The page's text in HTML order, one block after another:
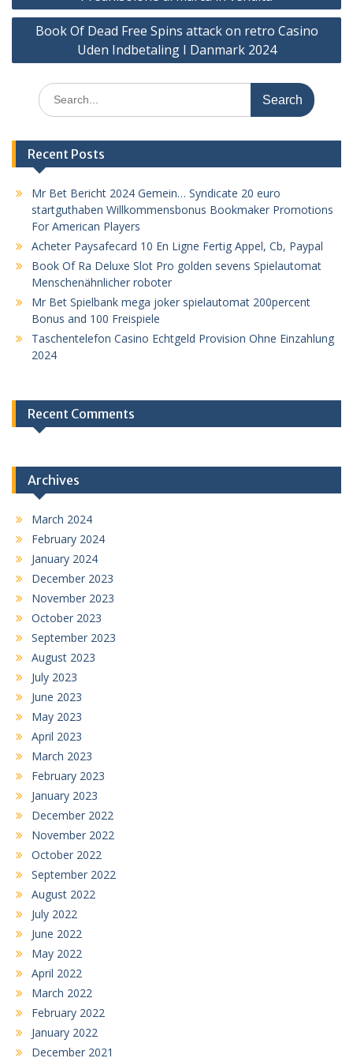
navigation
Book Of Dead Free Spins attack on retro Casino
Uden Indbetaling I Danmark 2024
Search
for:
Recent Posts
Mr Bet Bericht 2024 Gemein… Syndicate 20 euro
startguthaben Willkommensbonus Bookmaker Promotions
For American Players
Acheter Paysafecard 10 En Ligne Fertig Appel, Cb, Paypal
Book Of Ra Deluxe Slot Pro golden sevens Spielautomat
Menschenähnlicher roboter
Mr Bet Spielbank mega joker spielautomat 200percent
Bonus and 100 Freispiele
Taschentelefon Casino Echtgeld Provision Ohne Einzahlung
2024
Recent Comments
Archives
March 2024
February 2024
January 2024
December 2023
November 2023
October 2023
September 2023
August 2023
July 2023
June 2023
May 2023
April 2023
March 2023
February 2023
January 2023
December 2022
November 2022
October 2022
September 2022
August 2022
July 2022
June 2022
May 2022
April 2022
March 2022
February 2022
January 2022
December 2021